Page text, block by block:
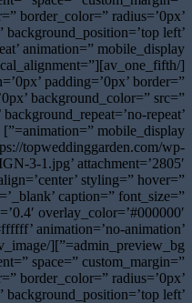
border_color=” radius=’0px’
left’
padding=’0px’ border=”
background_color=” src=”
repeat’
topweddinggarden.com/wp-
3-1.jpg’ attachment=’2805′
styling=” hover=”
caption=” font_size=”
overlay_color=’#000000′
animation=’no-animation’
space=” custom_margin=”
border_color=” radius=’0px’
left’